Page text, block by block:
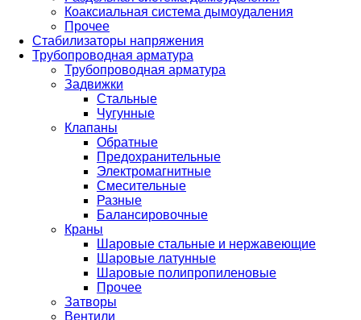
Коаксиальная система дымоудаления
Прочее
Стабилизаторы напряжения
Трубопроводная арматура
Трубопроводная арматура
Задвижки
Стальные
Чугунные
Клапаны
Обратные
Предохранительные
Электромагнитные
Смесительные
Разные
Балансировочные
Краны
Шаровые стальные и нержавеющие
Шаровые латунные
Шаровые полипропиленовые
Прочее
Затворы
Вентили